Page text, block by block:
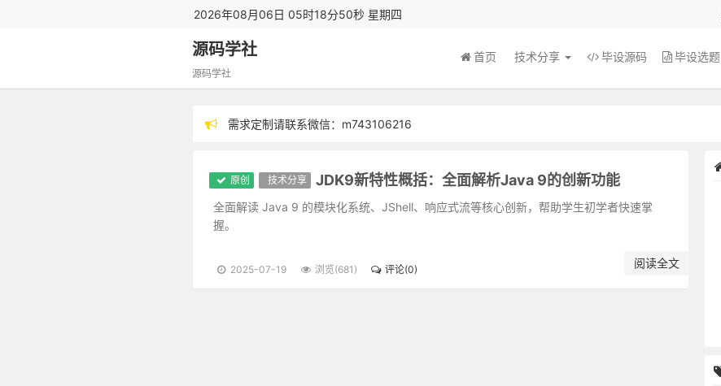
2026年08月06日 05时18分51秒 星期四
源码学社
源码学社
首页 技术分享 毕设源码 毕设选题
需求定制请联系微信：m743106216
原创 技术分享 JDK9新特性概括：全面解析Java 9的创新功能
全面解读 Java 9 的模块化系统、JShell、响应式流等核心创新，帮助学生初学者快速掌
握。
2025-07-19 浏览(681) 评论(0) 阅读全文